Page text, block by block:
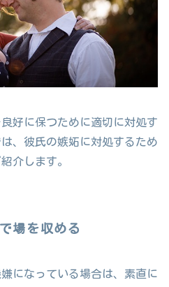
好に保つために適切に対処す
、彼氏の嫉妬に対処するため
介します。
場を収める
になっている場合は、素直に